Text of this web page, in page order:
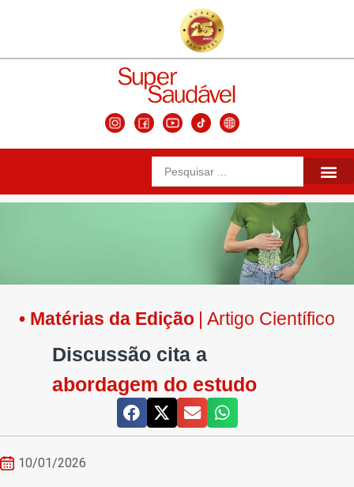
• Matérias da Edição | Artigo Científico
Discussão cita a
abordagem do estudo
10/01/2026